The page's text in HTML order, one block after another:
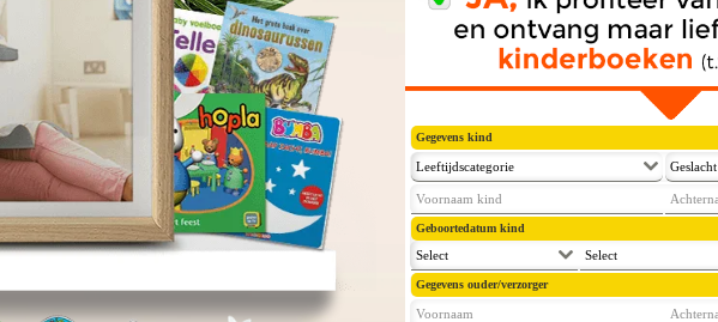
Gegevens kind
Leeftijdscategorie Geslacht
Geboortedatum kind
Select Select
Gegevens ouder/verzorger